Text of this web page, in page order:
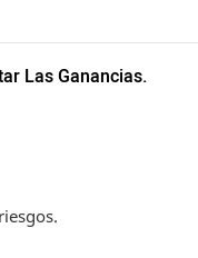
Las Ganancias.